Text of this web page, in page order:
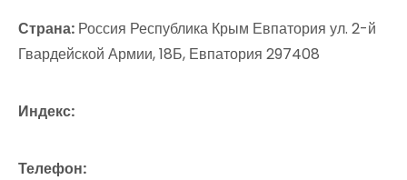
Страна: Россия Республика Крым Евпатория ул. 2-й
Гвардейской Армии, 18Б, Евпатория 297408
Индекс:
Телефон: